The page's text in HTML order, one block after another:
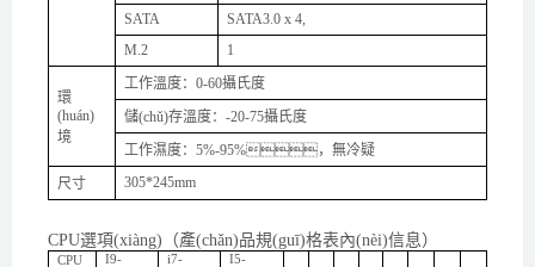
SATA SATA3.0 x4
M .2 1
環
(huán)
境
工作溫度：0-60攝氏度
儲(chǔ)存溫度：-20-75攝氏度
工作濕度：5%-95%，無冷疑
尺寸
305*245mm
CPU選項(xiàng)（產(chǎn)品規(guī)格表內(nèi)信息）
CPU I9-
i7-
I5-